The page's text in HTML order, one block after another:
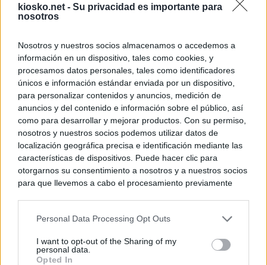
kiosko.net - Su privacidad es importante para
nosotros
Nosotros y nuestros socios almacenamos o accedemos a
información en un dispositivo, tales como cookies, y
procesamos datos personales, tales como identificadores
únicos e información estándar enviada por un dispositivo,
para personalizar contenidos y anuncios, medición de
anuncios y del contenido e información sobre el público, así
como para desarrollar y mejorar productos. Con su permiso,
nosotros y nuestros socios podemos utilizar datos de
localización geográfica precisa e identificación mediante las
características de dispositivos. Puede hacer clic para
otorgarnos su consentimiento a nosotros y a nuestros socios
para que llevemos a cabo el procesamiento previamente
negar su consentimiento. Tenga en cuenta que algún
de su consentimiento, pero usted tiene el derecho de
rechazar tal procesamiento. Sus preferencias se aplicarán
Personal Data Processing Opt Outs
I want to opt-out of the Sharing of my
personal data.
Opted In